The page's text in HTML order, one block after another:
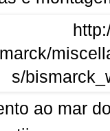
ao mar